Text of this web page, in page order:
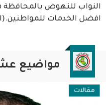
النواب للنهوض بالمحافظة
افضل الخدمات
مواضيع
مقالات